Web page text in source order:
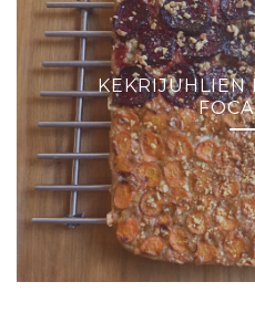
KEKRIJUHLIEN